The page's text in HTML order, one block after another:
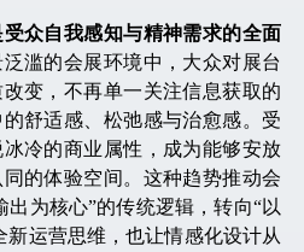
众自我感知与精神需求的全面
滥的会展环境中，大众对展台
变，不再单一关注信息获取的
舒适感、松弛感与治愈感。受
冷的商业属性，成为能够安放
的体验空间。这种趋势推动会
出为核心”的传统逻辑，转向“以
新运营思维，也让情感化设计从